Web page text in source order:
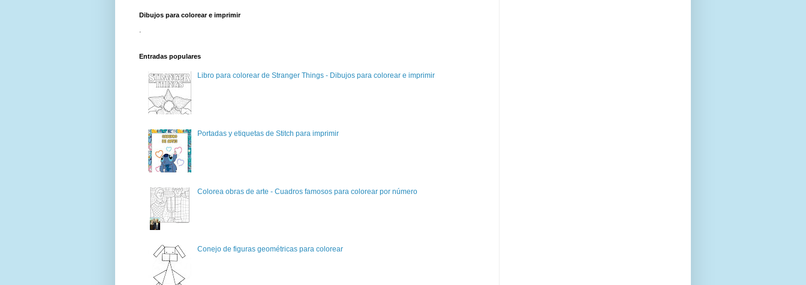
Dibujos para colorear e imprimir
Entradas populares
Libro para colorear de Stranger Things - Dibujos para colorear e imprimir
Portadas y etiquetas de Stitch para imprimir
Colorea obras de arte - Cuadros famosos para colorear por número
Conejo de figuras geométricas para colorear